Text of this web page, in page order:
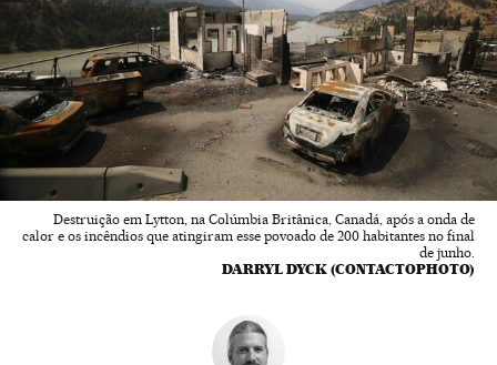
Destruição em Lytton, na Colúmbia Britânica, Canadá, após a onda de
calor e os incêndios que atingiram esse povoado de 200 habitantes no final
de junho.
DARRYL DYCK (CONTACTOPHOTO)